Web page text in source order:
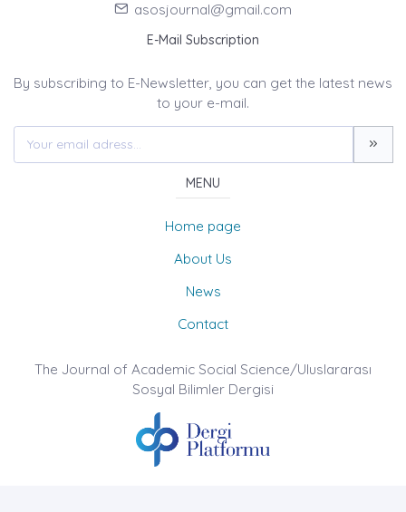
asosjournal@gmail.com
E-Mail Subscription
By subscribing to E-Newsletter, you can get the latest news
to your e-mail.
MENU
Home page
About Us
News
Contact
The Journal of Academic Social Science/Uluslararası
Sosyal Bilimler Dergisi